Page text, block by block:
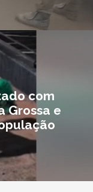
com
Grossa e